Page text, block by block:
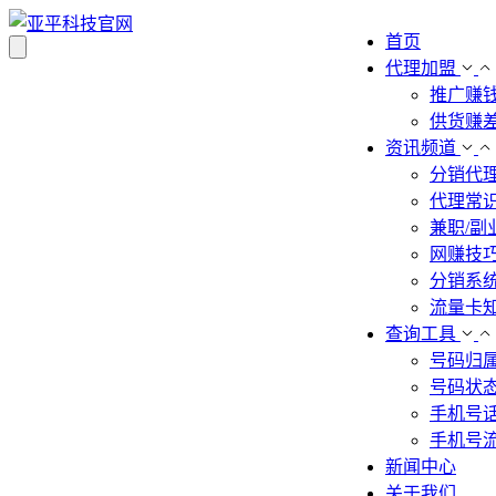
首页
代理加盟
推广赚
供货赚
资讯频道
分销代
代理常
兼职/副
网赚技
分销系
流量卡
查询工具
号码归
号码状
手机号
手机号
新闻中心